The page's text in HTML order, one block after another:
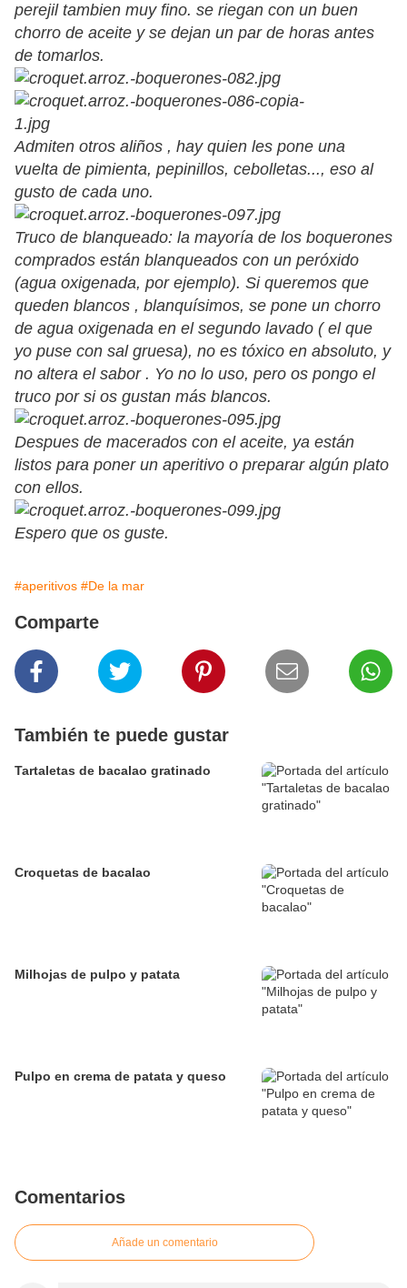
perejil tambien muy fino. se riegan con un buen
chorro de aceite y se dejan un par de horas antes
de tomarlos.
Admiten otros aliños , hay quien les pone una
vuelta de pimienta, pepinillos, cebolletas..., eso al
gusto de cada uno.
Truco de blanqueado: la mayoría de los boquerones
comprados están blanqueados con un peróxido
(agua oxigenada, por ejemplo). Si queremos que
queden blancos , blanquísimos, se pone un chorro
de agua oxigenada en el segundo lavado ( el que
yo puse con sal gruesa), no es tóxico en absoluto, y
no altera el sabor . Yo no lo uso, pero os pongo el
truco por si os gustan más blancos.
Despues de macerados con el aceite, ya están
listos para poner un aperitivo o preparar algún plato
con ellos.
Espero que os guste.
#aperitivos #De la mar
Comparte
También te puede gustar
Tartaletas de bacalao gratinado
Croquetas de bacalao
Milhojas de pulpo y patata
Pulpo en crema de patata y queso
Comentarios
Añade un comentario